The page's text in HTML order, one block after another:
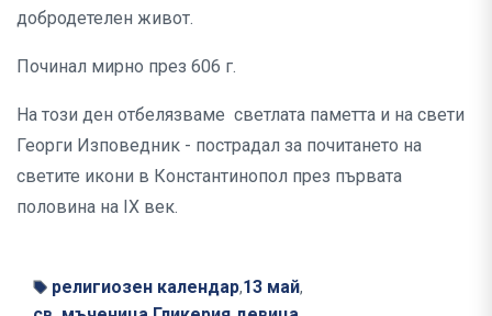
добродетелен живот.
Починал мирно през 606 г.
На този ден отбелязваме светлата паметта и на свети
Георги Изповедник - пострадал за почитането на
светите икони в Константинопол през първата
половина на IX век.
религиозен календар,13 май,